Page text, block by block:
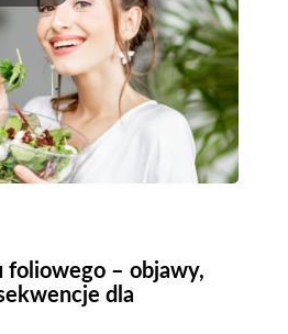
foliowego – objawy,
dla